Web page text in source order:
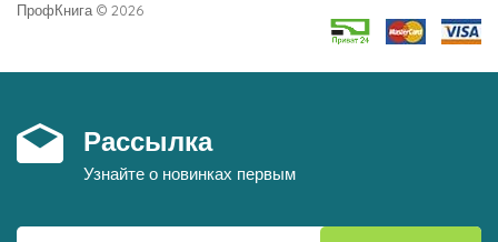
ПрофКнига © 2026
Рассылка
Узнайте о новинках первым